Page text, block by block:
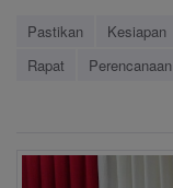
Pastikan Kesiapan
Rapat
Perencanaan